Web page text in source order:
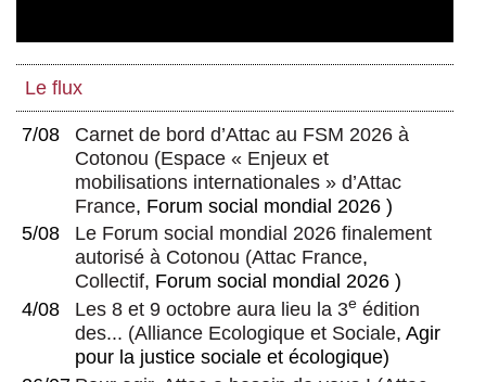
Le flux
7/08
Carnet de bord d’Attac au FSM 2026 à
Cotonou (Espace « Enjeux et
mobilisations internationales » d’Attac
France, Forum social mondial 2026 )
5/08
Le Forum social mondial 2026 finalement
autorisé à Cotonou (Attac France,
Collectif, Forum social mondial 2026 )
4/08
Les 8 et 9 octobre aura lieu la 3e édition
des... (Alliance Ecologique et Sociale, Agir
pour la justice sociale et écologique)